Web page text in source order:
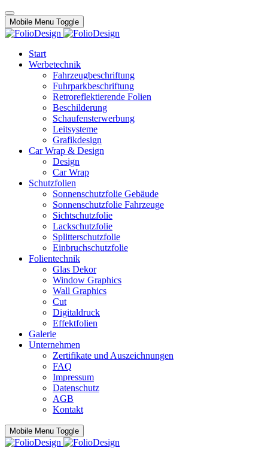
Mobile Menu Toggle
Start
Werbetechnik
Fahrzeugbeschriftung
Fuhrparkbeschriftung
Retroreflektierende Folien
Beschilderung
Schaufensterwerbung
Leitsysteme
Grafikdesign
Car Wrap & Design
Design
Car Wrap
Schutzfolien
Sonnenschutzfolie Gebäude
Sonnenschutzfolie Fahrzeuge
Sichtschutzfolie
Lackschutzfolie
Splitterschutzfolie
Einbruchschutzfolie
Folientechnik
Glas Dekor
Window Graphics
Wall Graphics
Cut
Digitaldruck
Effektfolien
Galerie
Unternehmen
Zertifikate und Auszeichnungen
FAQ
Impressum
Datenschutz
AGB
Kontakt
Mobile Menu Toggle